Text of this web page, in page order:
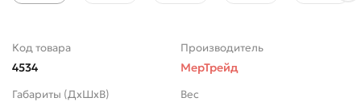
Код товара
4534
Производитель
МерТрейд
Габариты (ДхШхВ) Вес